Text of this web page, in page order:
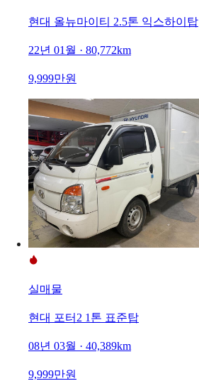
현대 올뉴마이티 2.5톤 익스하이탑
22년 01월 · 80,772km
9,999만원
실매물
현대 포터2 1톤 표준탑
08년 03월 · 40,389km
9,999만원